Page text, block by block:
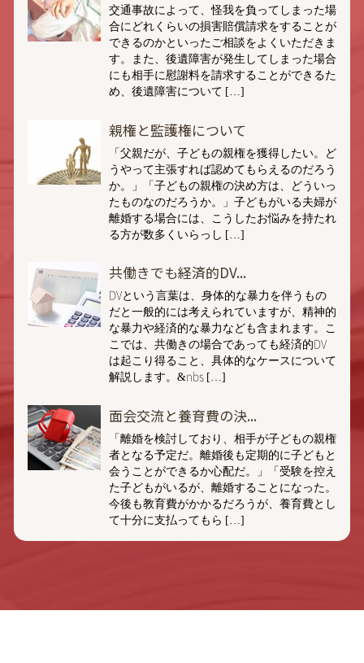
交通事故によって、怪我を負ってしまった場
合にどれくらいの損害賠償請求をすることが
できるのかといったご相談をよくいただきま
す。また、後遺障害が発生してしまった場合
にも相手に慰謝料を請求することができるた
め、後遺障害について […]
親権と監護権について
「父親だが、子どもの親権を獲得したい。ど
うやって主張すれば認めてもらえるのだろう
か。」「子どもの親権の決め方は、どういっ
たものなのだろうか。」子どもがいる夫婦が
離婚する場合には、こうしたお悩みを持たれ
る方が数多くいらっし […]
共働きでも経済的DV...
DVという言葉は、身体的な暴力を伴うもの
だと一般的には考えられていますが、精神的
な暴力や経済的な暴力なども含まれます。こ
こでは、共働きの場合であっても経済的DV
は起こり得ること、具体的なケースについて
解説します。&nbs […]
面会交流と養育費の決...
「離婚を検討しており、相手が子どもの親権
者となる予定だ。離婚後も定期的に子どもと
会うことができるか心配だ。」「受験を控え
た子どもがいるが、離婚することになった。
今後も教育費がかかるだろうが、養育費とし
て十分に支払ってもら […]